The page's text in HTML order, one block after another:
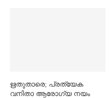
ഋതുതാരെ; പ്രത്യേക
വനിതാ ആരോഗ്യ നയം